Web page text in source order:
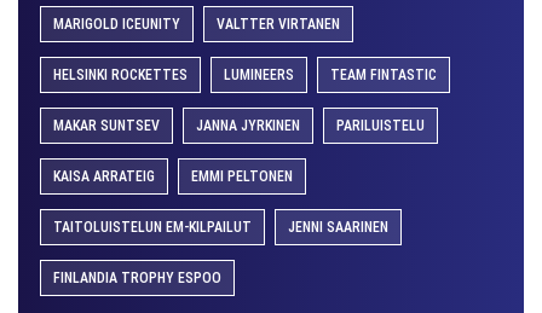
MARIGOLD ICEUNITY VALTTER VIRTANEN
HELSINKI ROCKETTES LUMINEERS TEAM FINTASTIC
MAKAR SUNTSEV JANNA JYRKINEN PARILUISTELU
KAISA ARRATEIG EMMI PELTONEN
TAITOLUISTELUN EM-KILPAILUT JENNI SAARINEN
FINLANDIA TROPHY ESPOO